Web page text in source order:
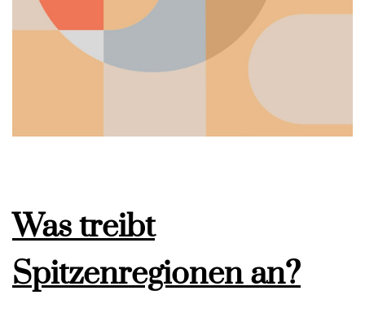
Was treibt
Spitzenregionen an?